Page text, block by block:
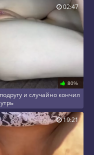
80%
и случайно кончил
02:47
19:21